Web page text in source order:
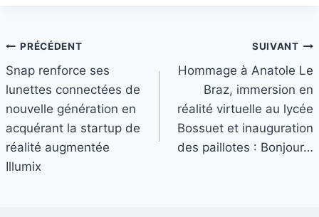
Navigation
de
l’article
PRÉCÉDENT
Snap renforce ses
lunettes connectées de
nouvelle génération en
acquérant la startup de
réalité augmentée
Illumix
SUIVANT
Hommage à Anatole Le
Braz, immersion en
réalité virtuelle au lycée
Bossuet et inauguration
des paillotes : Bonjour…